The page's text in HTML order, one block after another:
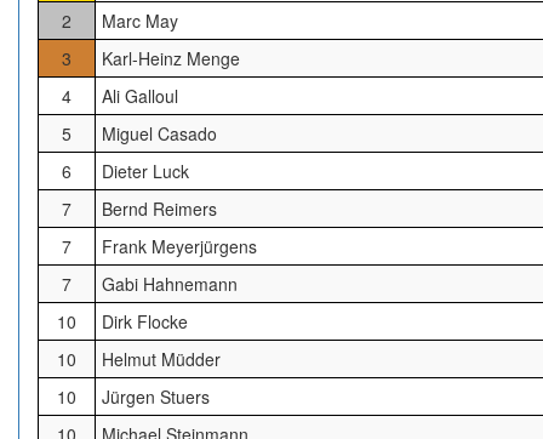
2
Marc May
3
Karl-Heinz Menge
4
Ali Galloul
5
Miguel Casado
6
Dieter Luck
7
Bernd Reimers
7
Frank Meyerjürgens
7
Gabi Hahnemann
10
Dirk Flocke
10
Helmut Müdder
10
Jürgen Stuers
10
Michael Steinmann